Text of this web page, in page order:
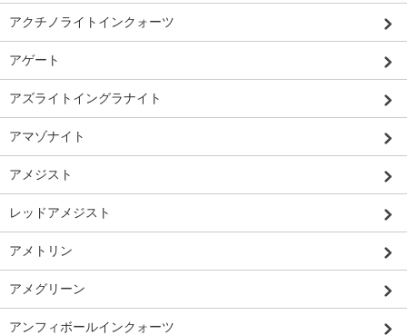
アクチノライトインクォーツ
アゲート
アズライトイングラナイト
アマゾナイト
アメジスト
レッドアメジスト
アメトリン
アメグリーン
アンフィボールインクォーツ